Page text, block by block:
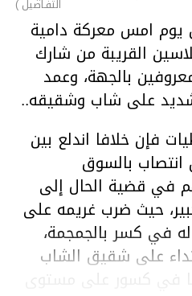
التفـاصيل )
امس معركة دامية
القريبة من شارك
بالجهة، وعمد
على شاب وشقيقه..
فإن خلافا اندلع بين
انتصاب بالسوق
في قضية الحال إلى
حيث ضرب غريمه على
في كسر بالجمجمة،
على شقيق الشاب
في كسور على مستوى